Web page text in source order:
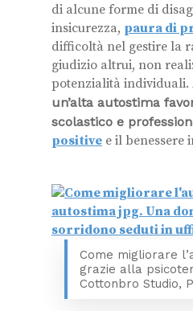
di alcune forme di
insicurezza, paura di
difficoltà nel gestire la
giudizio altrui, non
potenzialità individuali.
un’alta autostima
scolastico e
positive e il benessere
Come migliorare
grazie alla
Cottonbro Studio,